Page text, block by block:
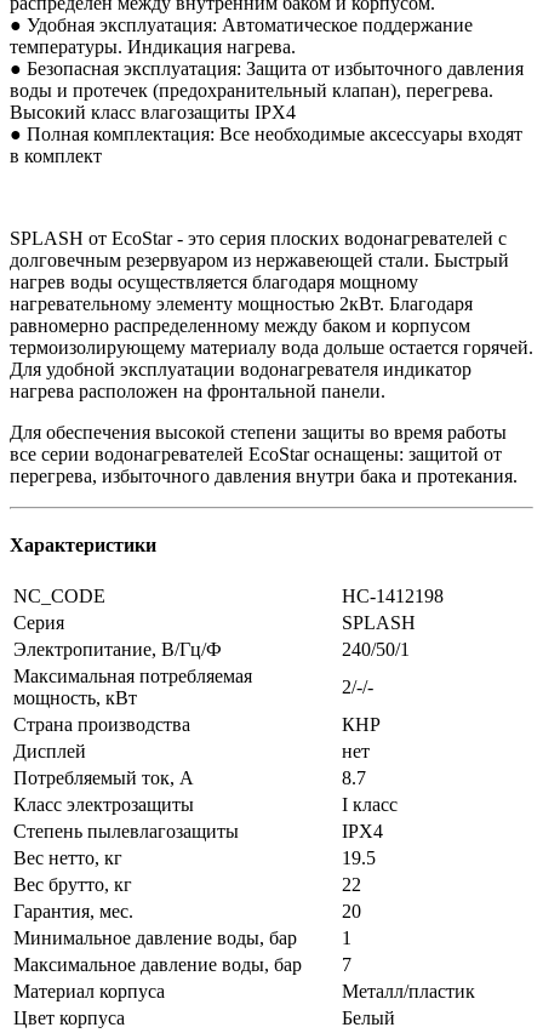
● Удобная эксплуатация: Автоматическое поддержание
температуры. Индикация нагрева.
● Безопасная эксплуатация: Защита от избыточного давления
воды и протечек (предохранительный клапан), перегрева.
Высокий класс влагозащиты IPX4
● Полная комплектация: Все необходимые аксессуары входят
в комплект
SPLASH от EcoStar - это серия плоских водонагревателей с
долговечным резервуаром из нержавеющей стали. Быстрый
нагрев воды осуществляется благодаря мощному
нагревательному элементу мощностью 2кВт. Благодаря
равномерно распределенному между баком и корпусом
термоизолирующему материалу вода дольше остается горячей.
Для удобной эксплуатации водонагревателя индикатор
нагрева расположен на фронтальной панели.
Для обеспечения высокой степени защиты во время работы
все серии водонагревателей EcoStar оснащены: защитой от
перегрева, избыточного давления внутри бака и протекания.
Характеристики
NC_CODE
НС-1412198
Серия
SPLASH
Электропитание, В/Гц/Ф
240/50/1
Максимальная потребляемая
мощность, кВт
2/-/-
Страна производства
КНР
Дисплей
нет
Потребляемый ток, А
8.7
Класс электрозащиты
I класс
Степень пылевлагозащиты
IPX4
Вес нетто, кг
19.5
Вес брутто, кг
22
Гарантия, мес.
20
Минимальное давление воды, бар
1
Максимальное давление воды, бар
7
Материал корпуса
Металл/пластик
Цвет корпуса
Белый